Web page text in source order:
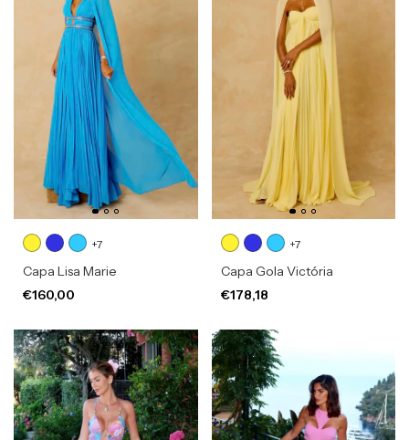
+7
Capa Lisa Marie
€160,00
+7
Capa Gola Victória
€178,18